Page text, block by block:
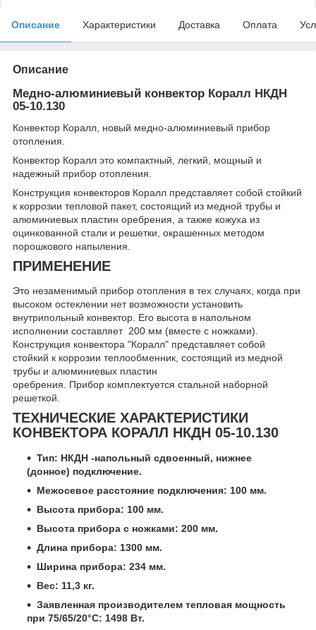
Описание Характеристики Доставка Оплата
Описание
Медно-алюминиевый конвектор Коралл НКДН
05-10.130
Конвектор Коралл, новый медно-алюминиевый прибор
отопления.
Конвектор Коралл это компактный, легкий, мощный и
надежный прибор отопления.
Конструкция конвекторов Коралл представляет собой стойкий
к коррозии тепловой пакет, состоящий из медной трубы и
алюминиевых пластин оребрения, а также кожуха из
оцинкованной стали и решетки, окрашенных методом
порошкового напыления.
ПРИМЕНЕНИЕ
Это незаменимый прибор отопления в тех случаях, когда при
высоком остеклении нет возможности установить
внутрипольный конвектор. Его высота в напольном
исполнении составляет 200 мм (вместе с ножками).
Конструкция конвектора "Коралл" представляет собой
стойкий к коррозии теплообменник, состоящий из медной
трубы и алюминиевых пластин
оребрения. Прибор комплектуется стальной наборной
решеткой.
ТЕХНИЧЕСКИЕ ХАРАКТЕРИСТИКИ
КОНВЕКТОРА КОРАЛЛ НКДН 05-10.130
Тип: НКДН -напольный сдвоенный, нижнее
(донное) подключение.
Межосевое расстояние подключения: 100 мм.
Высота прибора: 100 мм.
Высота прибора с ножками: 200 мм.
Длина прибора: 1300 мм.
Ширина прибора: 234 мм.
Вес: 11,3 кг.
Заявленная производителем тепловая мощность
при 75/65/20°C: 1498 Вт.